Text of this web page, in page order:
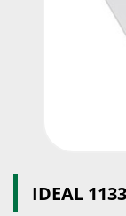
IDEAL